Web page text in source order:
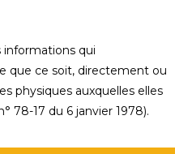
informations qui
que ce soit, directement ou
physiques auxquelles elles
78-17 du 6 janvier 1978).